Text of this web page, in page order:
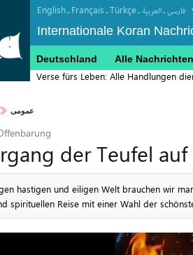
English. Français.Türkçe. العربیة.فارسی
Internationale Koran
Deutschland Alle Nachrichten
Verse fürs Leben: Alle Handlungen
عمومی
der Teufel
hastigen und eiligen Welt brauchen wir
spirituellen Reise mit einer Wahl der